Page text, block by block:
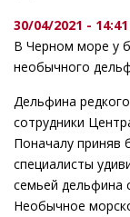
30/04/2021 - 14:41
В Черном море у
необычного
Дельфина
сотрудники
Поначалу приняв
специалисты
семьей дельфина
Необычное